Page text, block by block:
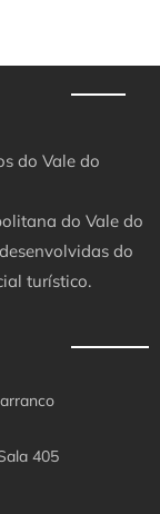
do Vale do
do Vale do
do
turístico.
405